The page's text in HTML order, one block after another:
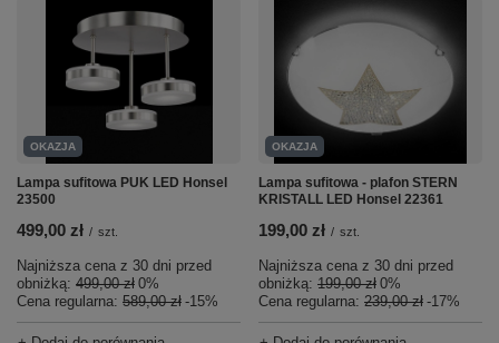
OKAZJA
Lampa sufitowa PUK LED Honsel
23500
499,00 zł / szt.
Najniższa cena z 30 dni przed
obniżką: 499,00 zł 0%
Cena regularna: 589,00 zł -15%
OKAZJA
Lampa sufitowa - plafon STERN
KRISTALL LED Honsel 22361
199,00 zł / szt.
Najniższa cena z 30 dni przed
obniżką: 199,00 zł 0%
Cena regularna: 239,00 zł -17%